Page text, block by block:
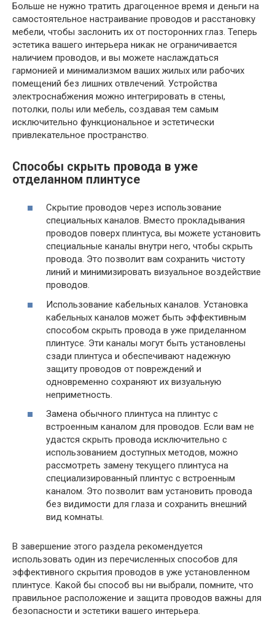
Больше не нужно тратить драгоценное время и деньги на
самостоятельное настраивание проводов и расстановку
мебели, чтобы заслонить их от посторонних глаз. Теперь
эстетика вашего интерьера никак не ограничивается
наличием проводов, и вы можете наслаждаться
гармонией и минимализмом ваших жилых или рабочих
помещений без лишних отвлечений. Устройства
электроснабжения можно интегрировать в стены,
потолки, полы или мебель, создавая тем самым
исключительно функциональное и эстетически
привлекательное пространство.
Способы скрыть провода в уже
отделанном плинтусе
Скрытие проводов через использование
специальных каналов. Вместо прокладывания
проводов поверх плинтуса, вы можете установить
специальные каналы внутри него, чтобы скрыть
провода. Это позволит вам сохранить чистоту
линий и минимизировать визуальное воздействие
проводов.
Использование кабельных каналов. Установка
кабельных каналов может быть эффективным
способом скрыть провода в уже приделанном
плинтусе. Эти каналы могут быть установлены
сзади плинтуса и обеспечивают надежную
защиту проводов от повреждений и
одновременно сохраняют их визуальную
неприметность.
Замена обычного плинтуса на плинтус с
встроенным каналом для проводов. Если вам не
удастся скрыть провода исключительно с
использованием доступных методов, можно
рассмотреть замену текущего плинтуса на
специализированный плинтус с встроенным
каналом. Это позволит вам установить провода
без видимости для глаза и сохранить внешний
вид комнаты.
В завершение этого раздела рекомендуется
использовать один из перечисленных способов для
эффективного скрытия проводов в уже установленном
плинтусе. Какой бы способ вы ни выбрали, помните, что
правильное расположение и защита проводов важны для
безопасности и эстетики вашего интерьера.